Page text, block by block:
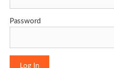
Password